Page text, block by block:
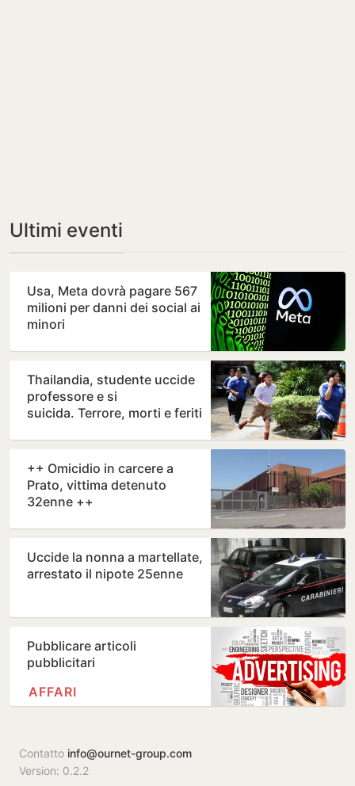
Ultimi eventi
Usa, Meta dovrà pagare 567
milioni per danni dei social ai
minori
Thailandia, studente uccide
professore e si
suicida. Terrore, morti e feriti
++ Omicidio in carcere a
Prato, vittima detenuto
32enne ++
Uccide la nonna a martellate,
arrestato il nipote 25enne
Pubblicare articoli
pubblicitari
AFFARI
Contatto info@ournet-group.com
Version: 0.2.2